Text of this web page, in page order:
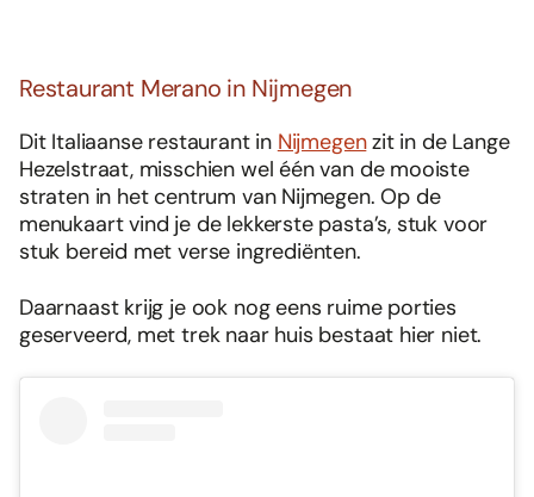
Restaurant Merano in Nijmegen
Dit Italiaanse restaurant in Nijmegenzit in de Lange
Hezelstraat, misschien wel één van de mooiste
straten in het centrum van Nijmegen. Op de
menukaart vind je de lekkerste pasta’s, stuk voor
stuk bereid met verse ingrediënten.
Daarnaast krijg je ook nog eens ruime porties
geserveerd, met trek naar huis bestaat hier niet.